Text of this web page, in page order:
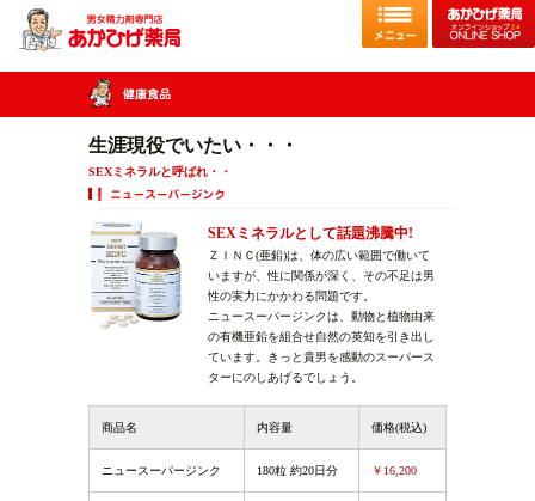
生涯現役でいたい・・・
SEXミネラルと呼ばれ・・
SEXミネラルとして話題沸騰中!
ＺＩＮＣ(亜鉛)は、体の広い範囲で働いて
いますが、性に関係が深く、その不足は男
性の実力にかかわる問題です。
ニュースーパージンクは、動物と植物由来
の有機亜鉛を組合せ自然の英知を引き出し
ています。きっと貴男を感動のスーパース
ターにのしあげるでしょう。
商品名 内容量 価格(税込)
ニュースーパージンク 180粒 約20日分 ￥16,200